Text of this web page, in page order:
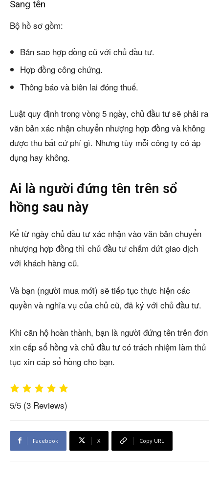
Sang tên
Bộ hồ sơ gồm:
Bản sao hợp đồng cũ với chủ đầu tư.
Hợp đồng công chứng.
Thông báo và biên lai đóng thuế.
Luật quy định trong vòng 5 ngày, chủ đầu tư sẽ phải ra
văn bản xác nhận chuyển nhượng hợp đồng và không
được thu bất cứ phí gì. Nhưng tùy mỗi công ty có áp
dụng hay không.
Ai là người đứng tên trên sổ
hồng sau này
Kể từ ngày chủ đầu tư xác nhận vào văn bản chuyển
nhượng hợp đồng thì chủ đầu tư chấm dứt giao dịch
với khách hàng cũ.
Và bạn (người mua mới) sẽ tiếp tục thực hiện các
quyền và nghĩa vụ của chủ cũ, đã ký với chủ đầu tư.
Khi căn hộ hoàn thành, bạn là người đứng tên trên đơn
xin cấp sổ hồng và chủ đầu tư có trách nhiệm làm thủ
tục xin cấp sổ hồng cho bạn.
5/5 (3 Reviews)
Facebook X Copy URL